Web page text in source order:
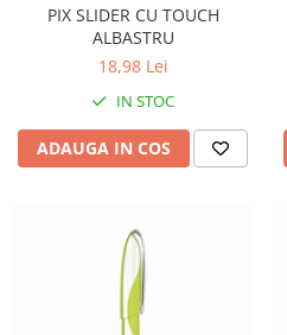
PIX SLIDER CU TOUCH
ALBASTRU
18,98 Lei
IN STOC
ADAUGA IN COS